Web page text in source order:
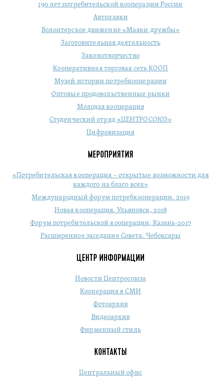
190 лет потребительской кооперации России
Автолавки
Волонтерское движение «Маяки дружбы»
Заготовительная деятельность
Законотворчество
Кооперативная торговая сеть КООП
Музей истории потребкооперации
Оптовые продовольственные рынки
Молодая кооперация
Студенческий отряд «ЦЕНТРОСОЮЗ»
Цифровизация
МЕРОПРИЯТИЯ
«Потребительская кооперация – открытые возможности для
каждого на благо всех»
Международный форум потребкооперации. 2019
Новая кооперация. Ульяновск, 2018
Форум потребительской кооперации, Казань-2017
Расширенное заседание Совета. Чебоксары
ЦЕНТР ИНФОРМАЦИИ
Новости Центросоюза
Кооперация в СМИ
Фотоархив
Видеоархив
Фирменный стиль
КОНТАКТЫ
Центральный офис